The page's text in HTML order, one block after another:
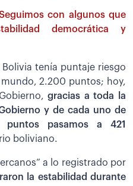
con algunos que
democrática y
tenía puntaje riesgo
2.200 puntos; hoy,
gracias a toda la
y de cada uno de
pasamos a 421
boliviano.
a lo registrado por
la estabilidad durante